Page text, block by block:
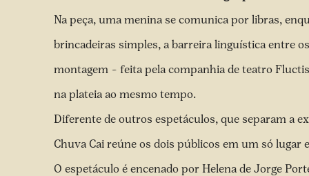
Na peça, uma menina se comunica por libras,
brincadeiras simples, a barreira linguística entre
montagem – feita pela companhia de teatro
na plateia ao mesmo tempo.
Diferente de outros espetáculos, que separam a
Chuva Cai reúne os dois públicos em um só lugar
O espetáculo é encenado por Helena de Jorge